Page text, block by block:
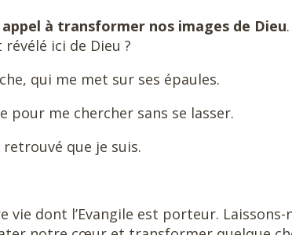
appel à transformer nos images de Dieu.
ici de Dieu ?
qui me met sur ses épaules.
pour me chercher sans se lasser.
que je suis.
vie dont l’Evangile est porteur. Laissons-